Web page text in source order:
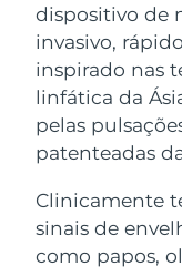
dispositivo de
invasivo,
inspirado nas
linfática da
pelas
patenteadas
Clinicamente
sinais de
como papos,
For
Hidratação
device
FAQ™
Bósnia e
Herzegovina
Brunei
Bulgária
Canadá
Chile